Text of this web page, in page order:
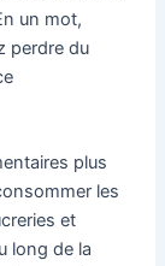
un mot,
perdre du
plus
les
et
long de la